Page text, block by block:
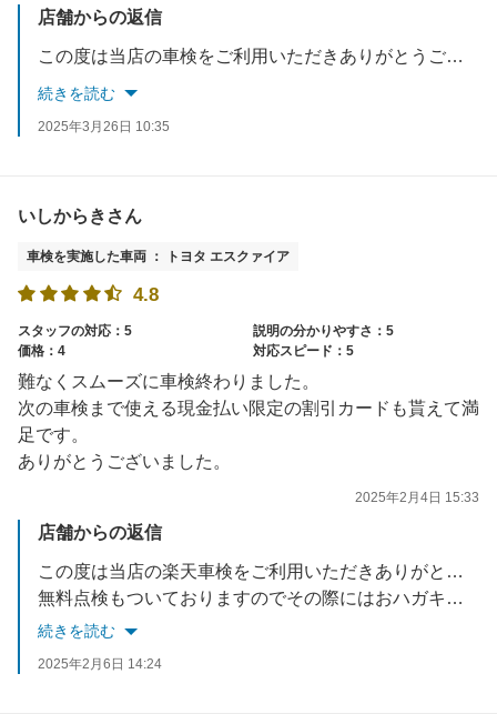
店舗からの返信
この度は当店の車検をご利用いただきありがとうございます。 お客様のお車が車検後も安心して運転出来るように整備のご提案をさせて頂きました。 半年後の点検もご案内致しますのでその際はスタッフ一同お待ちしております。
続きを読む
2025年3月26日 10:35
いしからきさん
車検を実施した車両 ： トヨタ エスクァイア
4.8
スタッフの対応：5
説明の分かりやすさ：5
価格：4
対応スピード：5
難なくスムーズに車検終わりました。
次の車検まで使える現金払い限定の割引カードも貰えて満
足です。
ありがとうございました。
2025年2月4日 15:33
店舗からの返信
この度は当店の楽天車検をご利用いただきありがとうございました。 6ヶ月ごとの
無料点検もついておりますのでその際にはおハガキにてご案内いたしますのでぜひご利用ください。 スタッフ一同お待ちしております。
続きを読む
2025年2月6日 14:24